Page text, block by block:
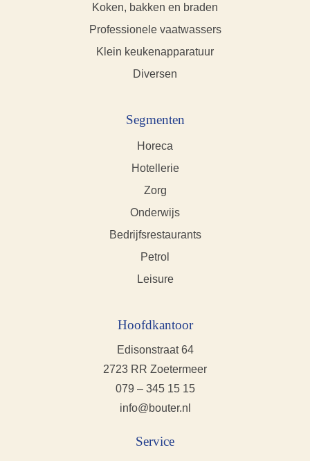
Koken, bakken en braden
Professionele vaatwassers
Klein keukenapparatuur
Diversen
Segmenten
Horeca
Hotellerie
Zorg
Onderwijs
Bedrijfsrestaurants
Petrol
Leisure
Hoofdkantoor
Edisonstraat 64
2723 RR Zoetermeer
079 – 345 15 15
info@bouter.nl
Service